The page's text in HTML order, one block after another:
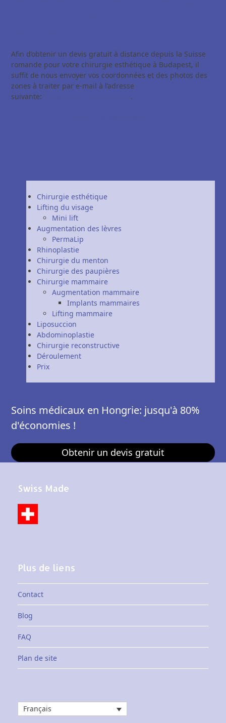
Afin d’obtenir un devis gratuit à distance depuis la Suisse
romande pour votre chirurgie esthétique à Budapest, il
suffit de nous envoyer vos coordonnées et des photos des
zones à traiter par e-mail à l’adresse
suivante:
.
Chirurgie esthétique
Lifting du visage
Mini lift
Augmentation des lèvres
PermaLip
Rhinoplastie
Chirurgie du menton
Chirurgie des paupières
Chirurgie mammaire
Augmentation mammaire
Implants mammaires
Lifting mammaire
Liposuccion
Abdominoplastie
Chirurgie reconstructive
Déroulement
Prix
Soins médicaux en Hongrie: jusqu'à 80%
d'économies !
Obtenir un devis gratuit
Swiss Made
Plus de liens
Contact
Blog
FAQ
Plan de site
Français